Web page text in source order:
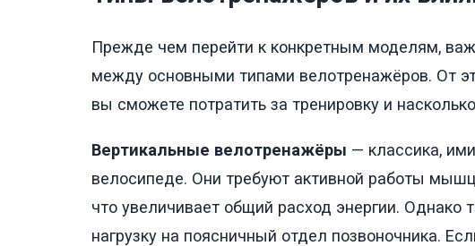
Прежде чем перейти к конкретным моделям,
между основными типами велотренажёров. От
вы сможете потратить за тренировку и
Вертикальные велотренажёры — классика,
велосипеде. Они требуют активной работы
что увеличивает общий расход энергии. Однако
нагрузку на поясничный отдел позвоночника.